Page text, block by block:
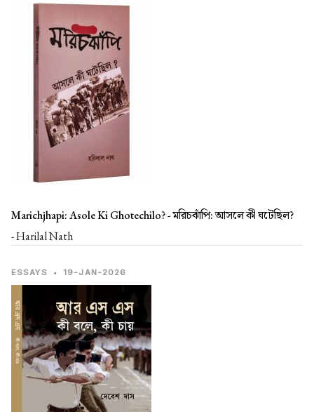
Marichjhapi: Asole Ki Ghotechilo? -মরিচঝাঁপি: আসলে কী ঘটেছিল?
- Harilal Nath
ESSAYS • 19-JAN-2026